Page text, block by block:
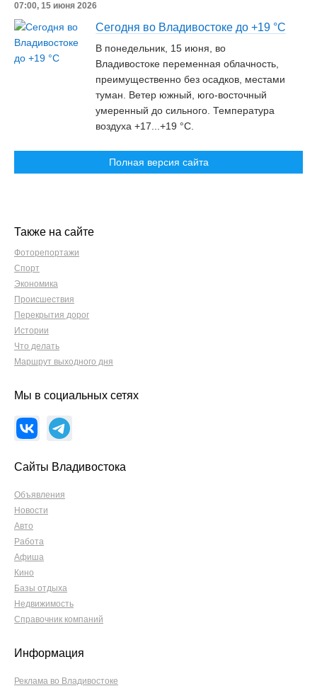
07:00, 15 июня 2026
Сегодня во Владивостоке до +19 °C
В понедельник, 15 июня, во
Владивостоке переменная облачность,
преимущественно без осадков, местами
туман. Ветер южный, юго-восточный
умеренный до сильного. Температура
воздуха +17...+19 °С.
Полная версия сайта
Также на сайте
Фоторепортажи
Спорт
Экономика
Происшествия
Перекрытия дорог
Истории
Что делать
Маршрут выходного дня
Мы в социальных сетях
Сайты Владивостока
Объявления
Новости
Авто
Работа
Афиша
Кино
Базы отдыха
Недвижимость
Справочник компаний
Информация
Реклама во Владивостоке